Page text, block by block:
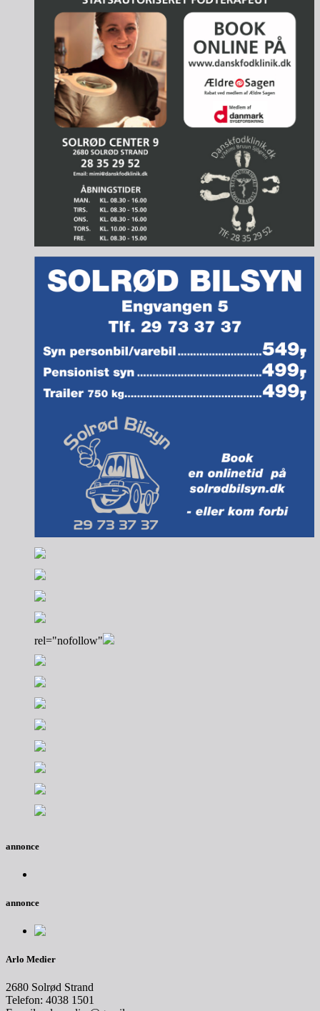
rel="nofollow"
annonce
annonce
Arlo Medier
2680 Solrød Strand
Telefon: 4038 1501